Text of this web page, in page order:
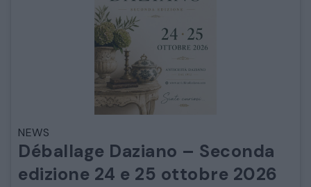
NEWS
Déballage Daziano – Seconda
edizione 24 e 25 ottobre 2026